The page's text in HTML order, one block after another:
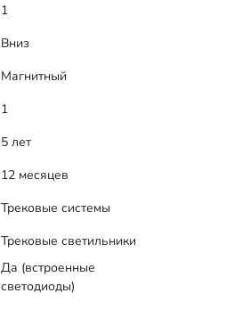
1
Вниз
Магнитный
1
5 лет
12 месяцев
Трековые системы
Трековые светильники
Да (встроенные
светодиоды)